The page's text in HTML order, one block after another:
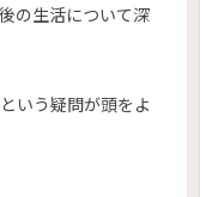
の生活について深
いう疑問が頭をよ